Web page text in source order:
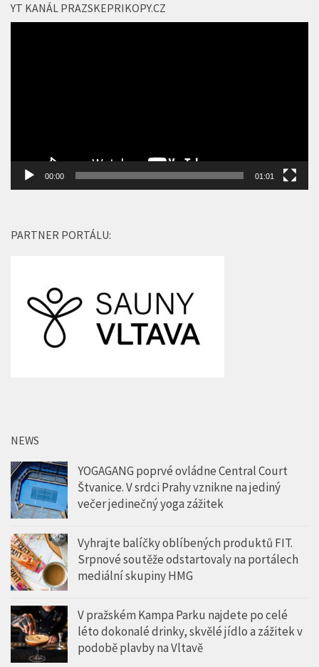
YT KANÁL PRAZSKEPRIKOPY.CZ
00:00 01:01
PARTNER PORTÁLU:
NEWS
YOGAGANG poprvé ovládne Central Court
Štvanice. V srdci Prahy vznikne na jediný
večer jedinečný yoga zážitek
Vyhrajte balíčky oblíbených produktů FIT.
Srpnové soutěže odstartovaly na portálech
mediální skupiny HMG
V pražském Kampa Parku najdete po celé
léto dokonalé drinky, skvělé jídlo a zážitek v
podobě plavby na Vltavě